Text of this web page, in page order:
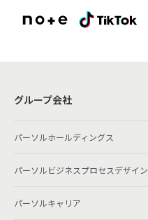
グループ会社
パーソルホールディングス
パーソルビジネスプロセスデザイン
パーソルキャリア